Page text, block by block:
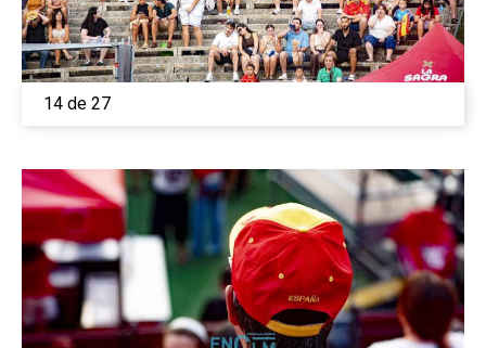
14 de 27